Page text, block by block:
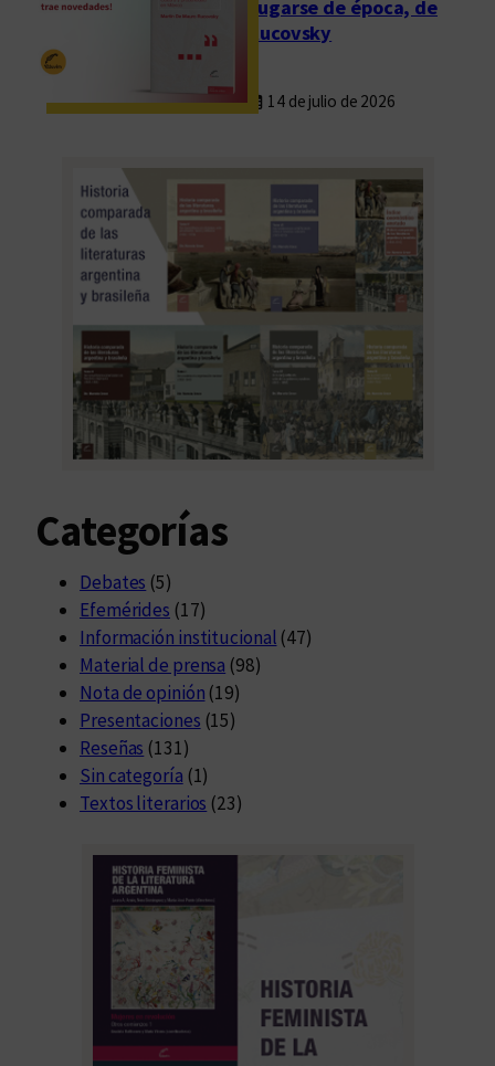
Fugarse de época, de
Rucovsky
14 de julio de 2026
Categorías
Debates (5)
Efemérides (17)
Información institucional (47)
Material de prensa (98)
Nota de opinión (19)
Presentaciones (15)
Reseñas (131)
Sin categoría (1)
Textos literarios (23)